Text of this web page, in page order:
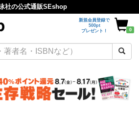
社の公式通販SEshop
新規会員登録で
500pt
プレゼント！
0